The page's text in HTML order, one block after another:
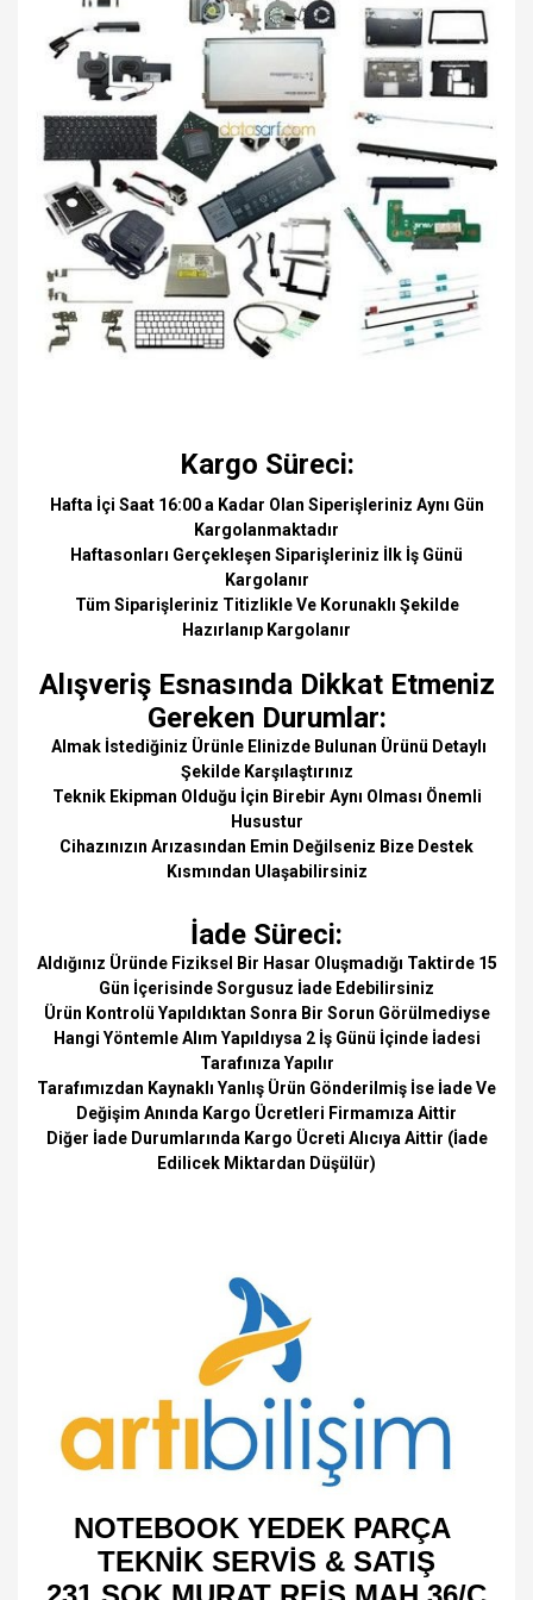
Kargo Süreci:
Hafta İçi Saat 16:00 a Kadar Olan Siperişleriniz Aynı Gün
Kargolanmaktadır
Haftasonları Gerçekleşen Siparişleriniz İlk İş Günü
Kargolanır
Tüm Siparişleriniz Titizlikle Ve Korunaklı Şekilde
Hazırlanıp Kargolanır
Alışveriş Esnasında Dikkat Etmeniz
Gereken Durumlar:
Almak İstediğiniz Ürünle Elinizde Bulunan Ürünü Detaylı
Şekilde Karşılaştırınız
Teknik Ekipman Olduğu İçin Birebir Aynı Olması Önemli
Husustur
Cihazınızın Arızasından Emin Değilseniz Bize Destek
Kısmından Ulaşabilirsiniz
İade Süreci:
Aldığınız Üründe Fiziksel Bir Hasar Oluşmadığı Taktirde 15
Gün İçerisinde Sorgusuz İade Edebilirsiniz
Ürün Kontrolü Yapıldıktan Sonra Bir Sorun Görülmediyse
Hangi Yöntemle Alım Yapıldıysa 2 İş Günü İçinde İadesi
Tarafınıza Yapılır
Tarafımızdan Kaynaklı Yanlış Ürün Gönderilmiş İse İade Ve
Değişim Anında Kargo Ücretleri Firmamıza Aittir
Diğer İade Durumlarında Kargo Ücreti Alıcıya Aittir (İade
Edilicek Miktardan Düşülür)
NOTEBOOK YEDEK PARÇA
TEKNİK SERVİS & SATIŞ